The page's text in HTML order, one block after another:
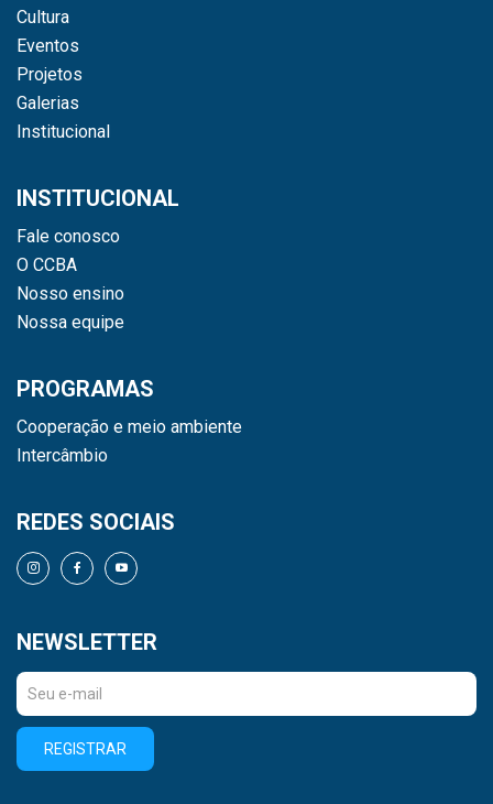
Cultura
Eventos
Projetos
Galerias
Institucional
INSTITUCIONAL
Fale conosco
O CCBA
Nosso ensino
Nossa equipe
PROGRAMAS
Cooperação e meio ambiente
Intercâmbio
REDES SOCIAIS
NEWSLETTER
REGISTRAR